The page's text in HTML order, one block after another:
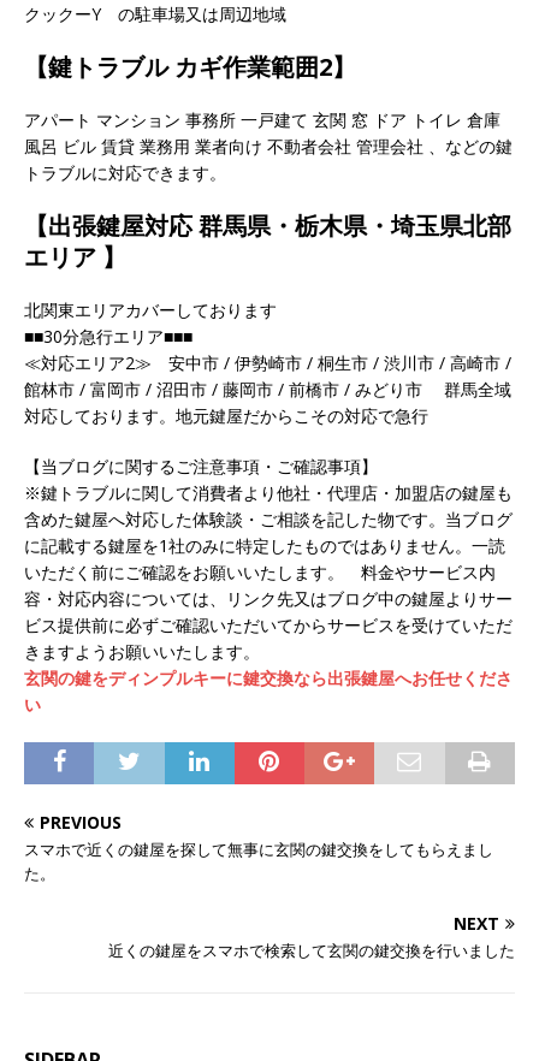
クックーY の駐車場又は周辺地域
【鍵トラブル カギ作業範囲2】
アパート マンション 事務所 一戸建て 玄関 窓 ドア トイレ 倉庫
風呂 ビル 賃貸 業務用 業者向け 不動者会社 管理会社 、などの鍵
トラブルに対応できます。
【出張鍵屋対応 群馬県・栃木県・埼玉県北部
エリア 】
北関東エリアカバーしております
■■30分急行エリア■■■
≪対応エリア2≫ 安中市 / 伊勢崎市 / 桐生市 / 渋川市 / 高崎市 /
館林市 / 富岡市 / 沼田市 / 藤岡市 / 前橋市 / みどり市 群馬全域
対応しております。地元鍵屋だからこその対応で急行
【当ブログに関するご注意事項・ご確認事項】
※鍵トラブルに関して消費者より他社・代理店・加盟店の鍵屋も
含めた鍵屋へ対応した体験談・ご相談を記した物です。当ブログ
に記載する鍵屋を1社のみに特定したものではありません。一読
いただく前にご確認をお願いいたします。 料金やサービス内
容・対応内容については、リンク先又はブログ中の鍵屋よりサー
ビス提供前に必ずご確認いただいてからサービスを受けていただ
きますようお願いいたします。
玄関の鍵をディンプルキーに鍵交換なら出張鍵屋へお任せくださ
い
PREVIOUS
スマホで近くの鍵屋を探して無事に玄関の鍵交換をしてもらえまし
た。
NEXT
近くの鍵屋をスマホで検索して玄関の鍵交換を行いました